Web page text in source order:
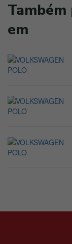
em